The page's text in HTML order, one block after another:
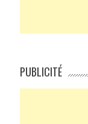
PUBLICITÉ